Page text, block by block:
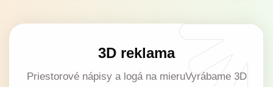
3D reklama
Priestorové nápisy a logá na mieruVyrábame 3D